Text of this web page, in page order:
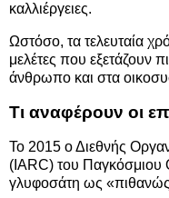
καλλιέργειες.
Ωστόσο, τα τελευταία
μελέτες που εξετάζουν
άνθρωπο και στα
Τι αναφέρουν οι
Το 2015 ο Διεθνής
(IARC) του Παγκόσμιου
γλυφοσάτη ως